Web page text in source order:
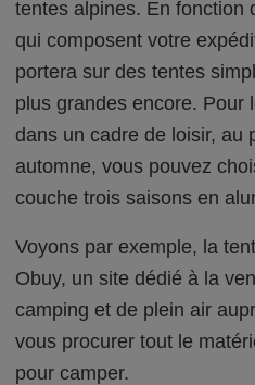
tentes alpines. En fonction
qui composent votre
portera sur des tentes
plus grandes encore. Pour
dans un cadre de loisir, au
automne, vous pouvez
couche trois saisons en
Voyons par exemple, la
Obuy, un site dédié à la
camping et de plein air
vous procurer tout le
pour camper.